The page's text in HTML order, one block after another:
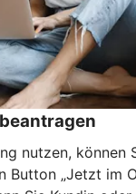
nutzen, können
Button „Jetzt im